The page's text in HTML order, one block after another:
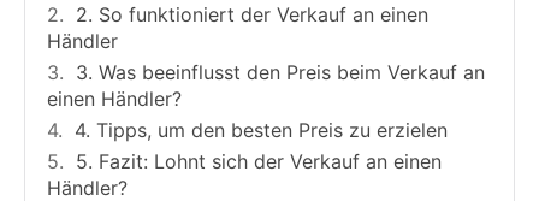
2. So funktioniert der Verkauf an einen
Händler
3. Was beeinflusst den Preis beim Verkauf an
einen Händler?
4. Tipps, um den besten Preis zu erzielen
5. Fazit: Lohnt sich der Verkauf an einen
Händler?